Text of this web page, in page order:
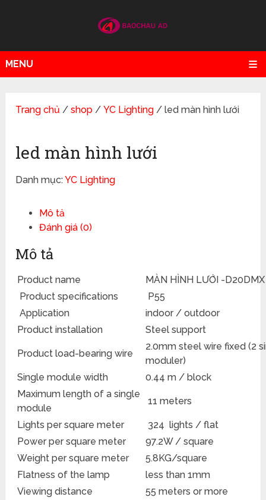
MENU
Trang chủ /shop /YC Lighting / led màn hình lưới
led màn hình lưới
Danh mục:YC Lighting
Mô tả
Đánh giá (0)
Mô tả
Product name
MÀN HÌNH LƯỚI -D20DMX
Product specifications
P55
Application
indoor / outdoor
Product installation
Steel support
Product load-bearing wire
2.0mm steel wire fixed (2
moduler)
Single module width
0.44 m / block
Maximum length of a single
module
11 meters
Lights per square meter
324 lights / flat
Power per square meter
97.2W / square
Weight per square meter
5.8KG/square
Flatness of the lamp
less than 1mm
Viewing distance
55 meters or more